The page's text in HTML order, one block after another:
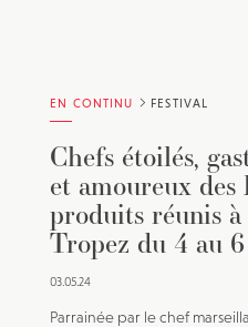
EN CONTINU FESTIVAL
Chefs étoilés,
et amoureux des
produits réunis
Tropez du 4 au
03.05.24
Parrainée par le chef